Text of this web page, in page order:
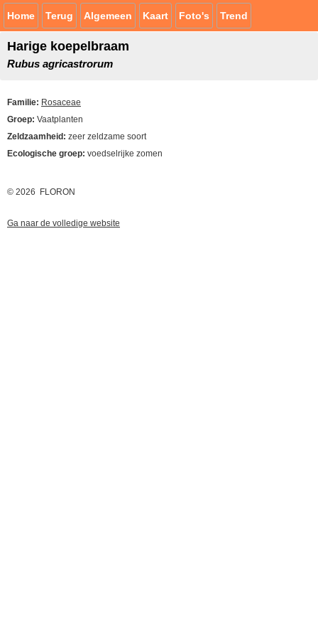
Home Terug Algemeen Kaart Foto's Trend
Harige koepelbraam
Rubus agricastrorum
Familie: Rosaceae
Groep: Vaatplanten
Zeldzaamheid: zeer zeldzame soort
Ecologische groep: voedselrijke zomen
© 2026 FLORON
Ga naar de volledige website